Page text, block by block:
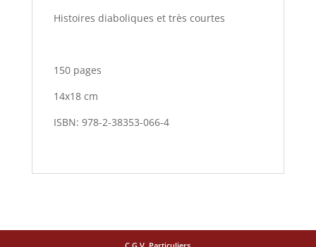
Histoires diaboliques et très courtes
150 pages
14x18 cm
ISBN: 978-2-38353-066-4